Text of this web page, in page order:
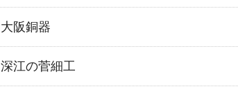
大阪銅器
深江の菅細工